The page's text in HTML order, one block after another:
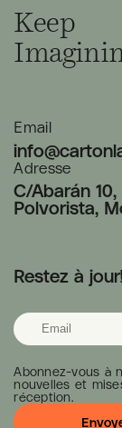
Keep
Email
Adresse
C/Abarán
Polvorista,
Restez à jour!
Abonnez-vous à
nouvelles et
réception.